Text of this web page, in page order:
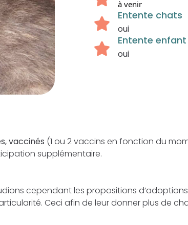
à venir
Entente chats
oui
Entente enfant
oui
vaccinés (1 ou 2 vaccins en fonction du
supplémentaire.
cependant les propositions
Ceci afin de leur donner plus de